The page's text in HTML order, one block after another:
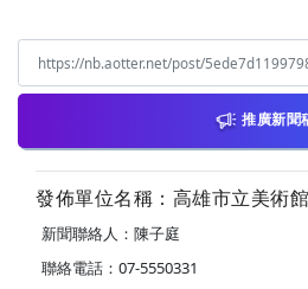
推廣新聞
發佈單位名稱：高雄市立美術館
新聞聯絡人：陳子庭
聯絡電話：07-5550331